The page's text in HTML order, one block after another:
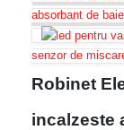
absorbant de
senzor de
Robinet
incalzeste